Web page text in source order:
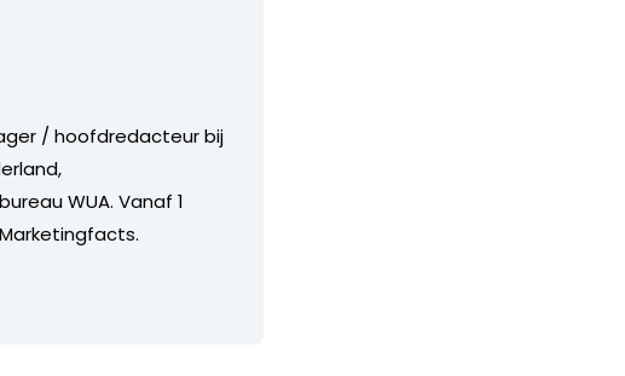
/ hoofdredacteur bij
WUA. Vanaf 1